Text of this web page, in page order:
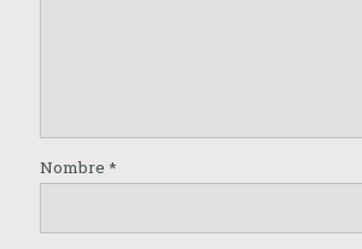
Nombre *